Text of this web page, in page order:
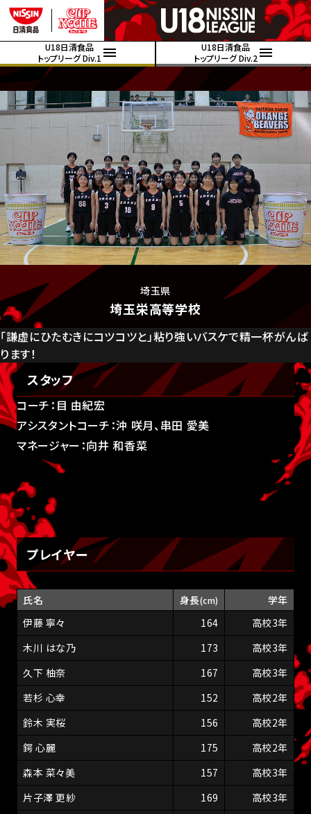
U18日清食品
トップリーグ Div.1
U18日清食品
トップリーグ Div.2
埼玉県
埼玉栄高等学校
「謙虚にひたむきにコツコツと」粘り強いバスケで精一杯がんば
ります！
スタッフ
コーチ：目 由紀宏
アシスタントコーチ：沖 咲月、串田 愛美
マネージャー：向井 和香菜
プレイヤー
氏名 身長(cm)
学年
伊藤 寧々
164
高校3年
木川 はな乃
173
高校3年
久下 柚奈
167
高校3年
若杉 心幸
152
高校2年
鈴木 実桜
156
高校2年
鍔 心麗
175
高校2年
森本 菜々美
157
高校3年
片子澤 更紗
169
高校3年